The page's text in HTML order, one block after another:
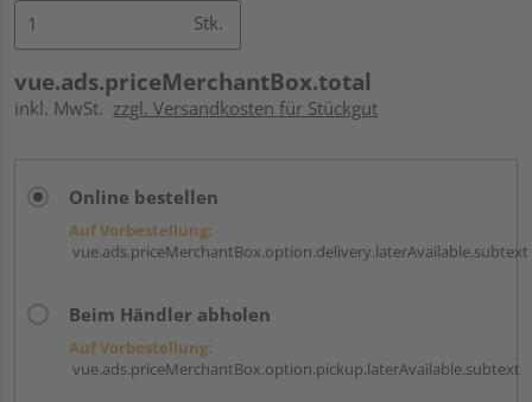
Stk.
vue.ads.priceMerchantBox.total
inkl. MwSt. zzgl. Versandkosten für Stückgut
Online bestellen
Auf Vorbestellung:
vue.ads.priceMerchantBox.option.delivery.laterAvailable.subtext
Beim Händler abholen
Auf Vorbestellung:
vue.ads.priceMerchantBox.option.pickup.laterAvailable.subtext